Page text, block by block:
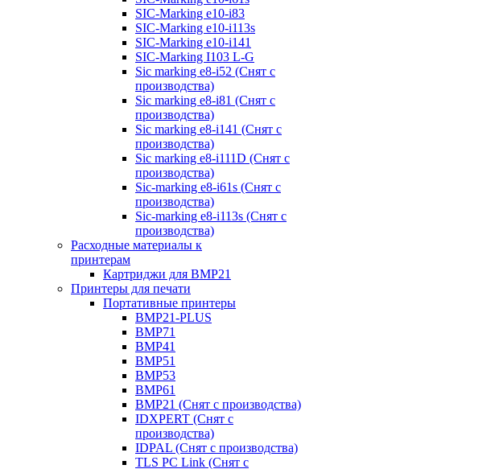
SIC-Marking e10-i83
SIC-Marking e10-i113s
SIC-Marking e10-i141
SIC-Marking I103 L-G
Sic marking e8-i52 (Снят с
производства)
Sic marking e8-i81 (Снят с
производства)
Sic marking e8-i141 (Снят с
производства)
Sic marking e8-i111D (Снят с
производства)
Sic-marking e8-i61s (Снят с
производства)
Sic-marking e8-i113s (Снят с
производства)
Расходные материалы к
принтерам
Картриджи для BMP21
Принтеры для печати
Портативные принтеры
BMP21-PLUS
BMP71
BMP41
BMP51
BMP53
BMP61
BMP21 (Снят с производства)
IDXPERT (Снят с
производства)
IDPAL (Снят с производства)
TLS PC Link (Снят с